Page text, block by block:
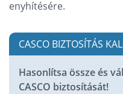
enyhítésére.
CASCO BIZTOSÍTÁS
Hasonlítsa össze és
CASCO biztosítását!